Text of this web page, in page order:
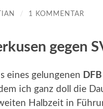
/ 1 KOMMENTAR
gegen
eines gelungenen
ich ganz doll die
Halbzeit in